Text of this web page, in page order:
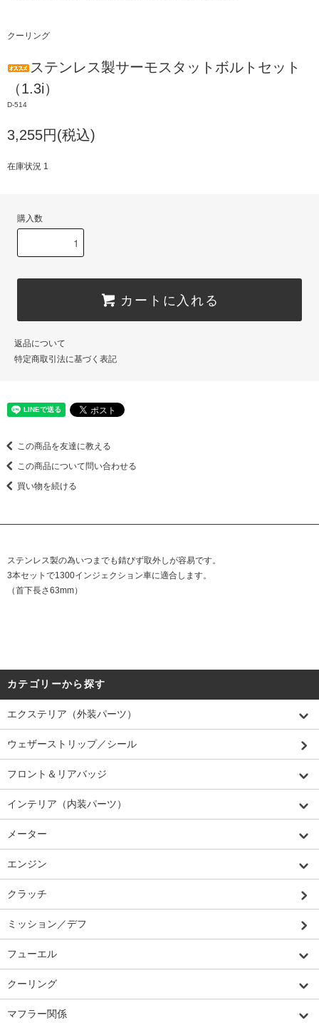
クーリング
ステンレス製サーモスタットボルトセット
（1.3i）
D-514
3,255円(税込)
在庫状況 1
購入数
カートに入れる
返品について
特定商取引法に基づく表記
この商品を友達に教える
この商品について問い合わせる
買い物を続ける
ステンレス製の為いつまでも錆びず取外しが容易です。
3本セットで1300インジェクション車に適合します。
（首下長さ63mm）
カテゴリーから探す
エクステリア（外装パーツ）
ウェザーストリップ／シール
フロント＆リアバッジ
インテリア（内装パーツ）
メーター
エンジン
クラッチ
ミッション／デフ
フューエル
クーリング
マフラー関係